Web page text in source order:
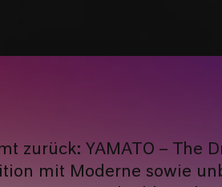
zurück: YAMATO – The
mit Moderne sowie